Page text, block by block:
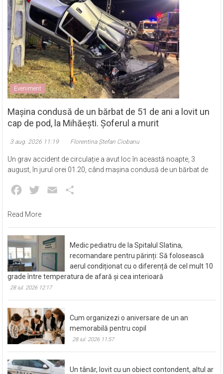
Eveniment
Mașina condusă de un bărbat de 51 de ani a lovit un
cap de pod, la Mihăești. Șoferul a murit
3 aug. 2026 11:19 Florentina Ștefan Ciobanu
Un grav accident de circulație a avut loc în această noapte, 3
august, în jurul orei 01.20, când mașina condusă de un bărbat de
Facebook
Twitter Email
Read More
Medic pediatru de la Spitalul Slatina,
recomandare pentru părinți: Să folosească
aerul condiționat cu o diferență de cel mult 10
grade între temperatura de afară și cea interioară
28 iul. 2026 12:17
Cum organizezi o aniversare de un an
memorabilă pentru copil
28 iul. 2026 11:57
Un tânăr, lovit cu un obiect contondent, altul ar